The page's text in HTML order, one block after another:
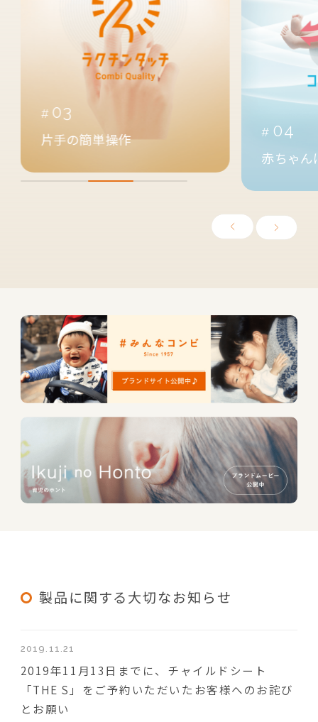
04 汗っか
製品に関する大切なお知らせ
2019.11.21
2019年11月13日までに、チャイルドシート
「THE S」をご予約いただいたお客様へのお詫び
とお願い